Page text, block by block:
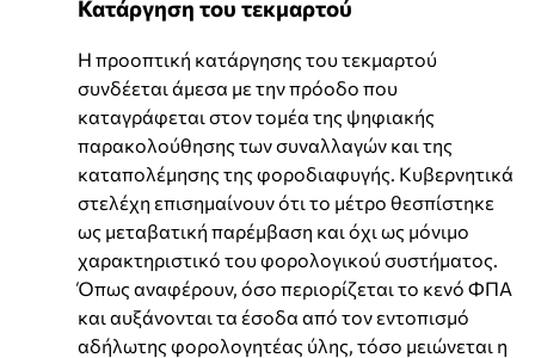
Κατάργηση του τεκμαρτού
Η προοπτική κατάργησης του τεκμαρτού
συνδέεται άμεσα με την πρόοδο που
καταγράφεται στον τομέα της ψηφιακής
παρακολούθησης των συναλλαγών και της
καταπολέμησης της φοροδιαφυγής. Κυβερνητικά
στελέχη επισημαίνουν ότι το μέτρο θεσπίστηκε
ως μεταβατική παρέμβαση και όχι ως μόνιμο
χαρακτηριστικό του φορολογικού συστήματος.
Όπως αναφέρουν, όσο περιορίζεται το κενό ΦΠΑ
και αυξάνονται τα έσοδα από τον εντοπισμό
αδήλωτης φορολογητέας ύλης, τόσο μειώνεται η